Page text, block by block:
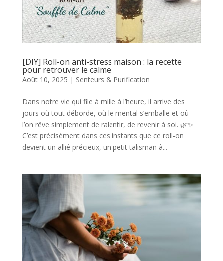
[DIY] Roll-on anti-stress maison : la recette
pour retrouver le calme
Août 10, 2025 | Senteurs & Purification
Dans notre vie qui file à mille à l’heure, il arrive des
jours où tout déborde, où le mental s’emballe et où
l’on rêve simplement de ralentir, de revenir à soi. 🌿✨
C’est précisément dans ces instants que ce roll-on
devient un allié précieux, un petit talisman à...